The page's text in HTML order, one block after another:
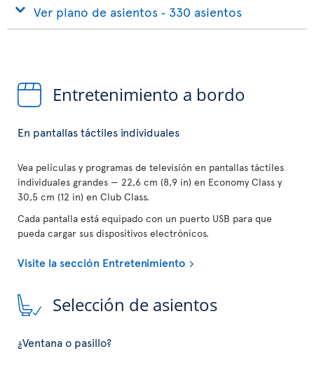
Ver plano de asientos ‐ 330 asientos
Entretenimiento a bordo
En pantallas táctiles individuales
Vea películas y programas de televisión en pantallas táctiles
individuales grandes — 22,6 cm (8,9 in) en Economy Class y
30,5 cm (12 in) en Club Class.
Cada pantalla está equipado con un puerto USB para que
pueda cargar sus dispositivos electrónicos.
Visite la sección Entretenimiento
Selección de asientos
¿Ventana o pasillo?